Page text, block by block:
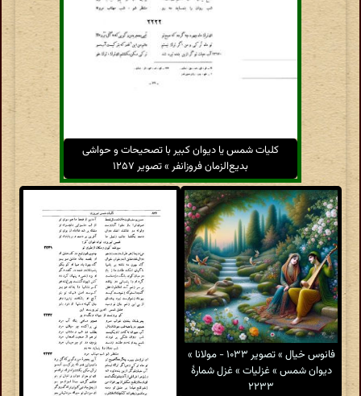
کلیات شمس یا دیوان کبیر با تصحیحات و حواشی
بدیع‌الزمان فروزانفر » تصویر ۱۲۵۷
فانوس خیال » تصویر ۱۰۳۳ - مولانا »
دیوان شمس » غزلیات » غزل شمارهٔ
۲۲۳۳